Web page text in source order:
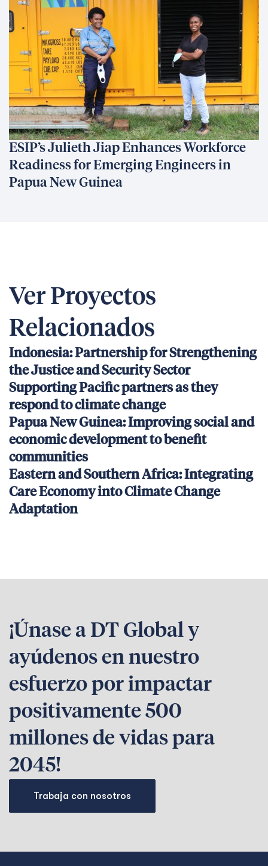
ESIP’s Julieth Jiap Enhances Workforce
Readiness for Emerging Engineers in
Papua New Guinea
Ver Proyectos
Relacionados
Indonesia: Partnership for Strengthening
the Justice and Security Sector
Supporting Pacific partners as they
respond to climate change
Papua New Guinea: Improving social and
economic development to benefit
communities
Eastern and Southern Africa: Integrating
Care Economy into Climate Change
Adaptation
¡Únase a DT Global y
ayúdenos en nuestro
esfuerzo por impactar
positivamente 500
millones de vidas para
2045!
Trabaja con nosotros